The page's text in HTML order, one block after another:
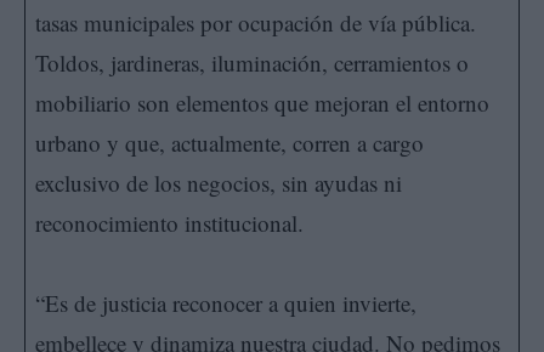
tasas municipales por ocupación de vía pública.
Toldos, jardineras, iluminación, cerramientos o
mobiliario son elementos que mejoran el entorno
urbano y que, actualmente, corren a cargo
exclusivo de los negocios, sin ayudas ni
reconocimiento institucional.
“Es de justicia reconocer a quien invierte,
embellece y dinamiza nuestra ciudad. No pedimos